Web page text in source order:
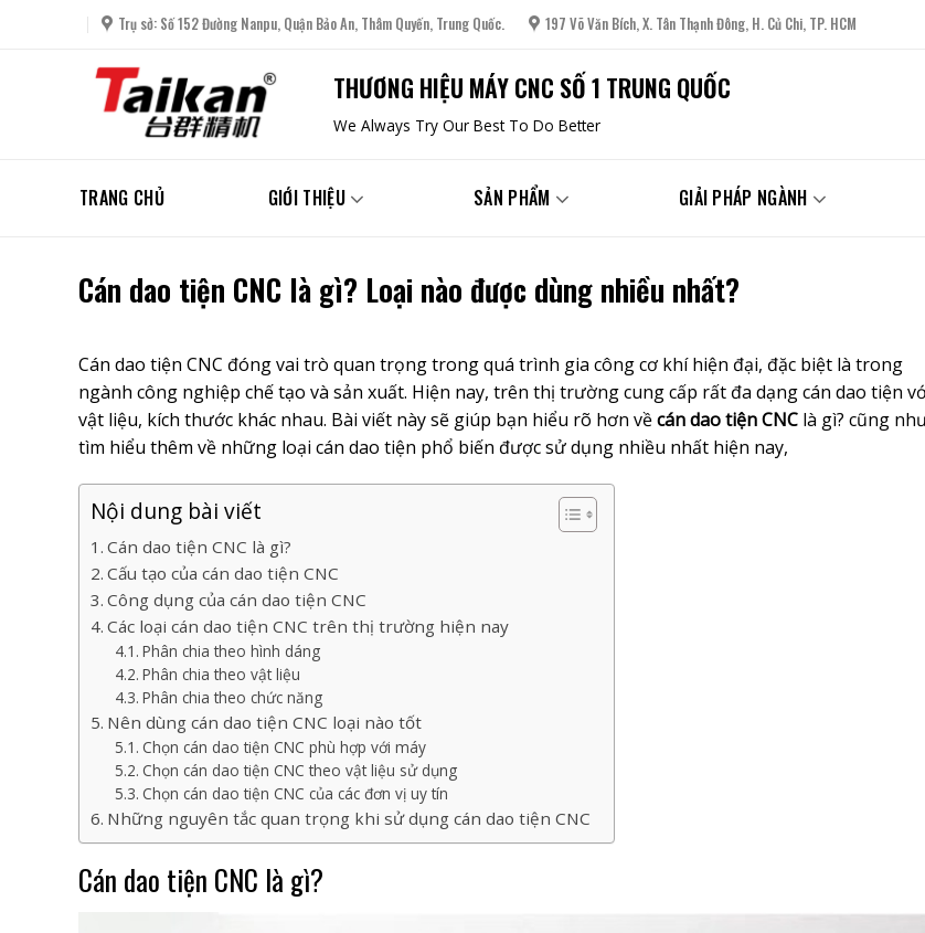
Trụ sở: Số 152 Đường Nanpu, Quận Bảo An, Thâm Quyến, Trung Quốc. 197 Võ Văn Bích, X. Tân Thạnh Đông, H. Củ Chi, TP. HCM
THƯƠNG HIỆU MÁY CNC SỐ 1 TRUNG QUỐC
We Always Try Our Best To Do Better
TRANG CHỦ GIỚI THIỆU SẢN PHẨM GIẢI PHÁP NGÀNH
Cán dao tiện CNC là gì? Loại nào được dùng nhiều nhất?
Cán dao tiện CNC đóng vai trò quan trọng trong quá trình gia công cơ khí hiện đại, đặc biệt là trong
ngành công nghiệp chế tạo và sản xuất. Hiện nay, trên thị trường cung cấp rất đa dạng cán dao tiện
vật liệu, kích thước khác nhau. Bài viết này sẽ giúp bạn hiểu rõ hơn vềcán dao tiện CNClà gì? cũng
tìm hiểu thêm về những loại cán dao tiện phổ biến được sử dụng nhiều nhất hiện nay,
Nội dung bài viết
Cán dao tiện CNC là gì?
Cấu tạo của cán dao tiện CNC
Công dụng của cán dao tiện CNC
Các loại cán dao tiện CNC trên thị trường hiện nay
Phân chia theo hình dáng
Phân chia theo vật liệu
Phân chia theo chức năng
Nên dùng cán dao tiện CNC loại nào tốt
Chọn cán dao tiện CNC phù hợp với máy
Chọn cán dao tiện CNC theo vật liệu sử dụng
Chọn cán dao tiện CNC của các đơn vị uy tín
Những nguyên tắc quan trọng khi sử dụng cán dao tiện CNC
Cán dao tiện CNC là gì?